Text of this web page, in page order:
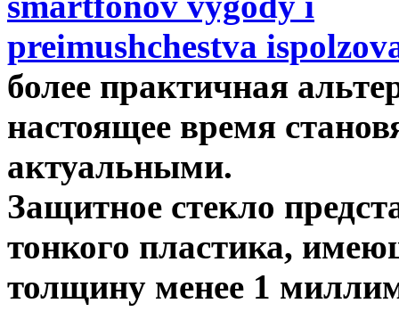
более практичная
настоящее время
актуальными.
Защитное стекло
тонкого пластика,
толщину менее 1